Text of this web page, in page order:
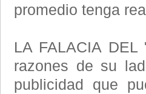
promedio tenga
LA FALACIA
razones de su
publicidad que